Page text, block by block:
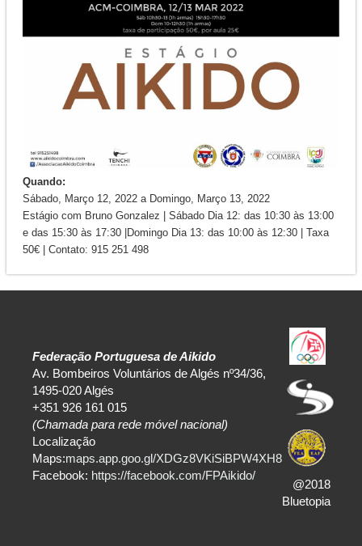
Quando:
Sábado, Março 12, 2022a Domingo, Março 13, 2022
Estágio com Bruno Gonzalez | Sábado Dia 12: das 10:30 às 13:00
e das 15:30 às 17:30 |Domingo Dia 13: das 10:00 às 12:30 | Taxa
50€ | Contato: 915 251 498
Federação Portuguesa de Aikido
Av. Bombeiros Voluntários de Algés nº34/36,
1495-020 Algés
+351 926 161 015
(Chamada para rede móvel nacional)
Localização
Maps:maps.app.goo.gl/XDGz8VKiSiBPW4XH8
Facebook: https://facebook.com/FPAikido/
@2018
Bluetopia